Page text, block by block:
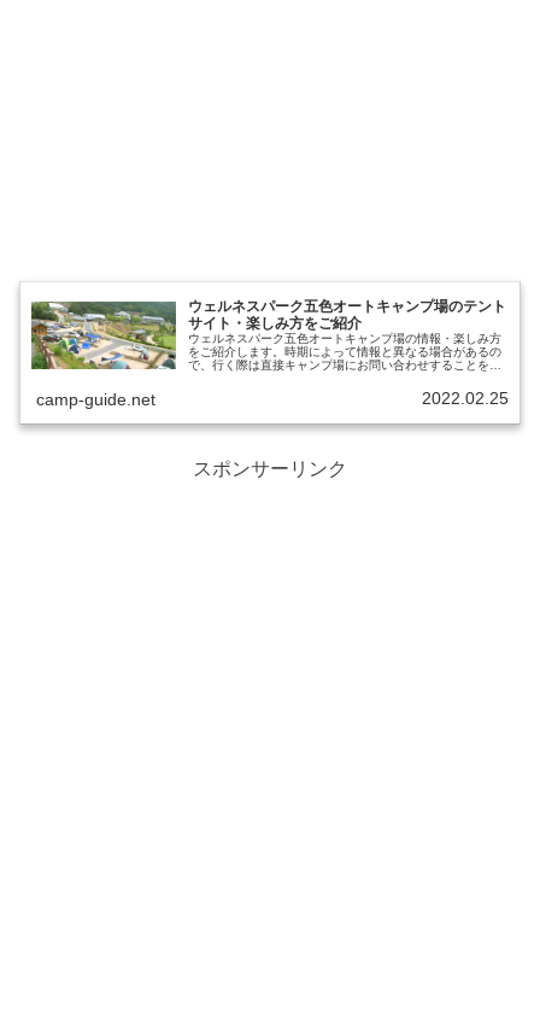
ウェルネスパーク五色オートキャンプ場のテント
サイト・楽しみ方をご紹介
ウェルネスパーク五色オートキャンプ場の情報・楽しみ方
をご紹介します。時期によって情報と異なる場合があるの
で、行く際は直接キャンプ場にお問い合わせすることをお
camp-guide.net 2022.02.25
スポンサーリンク